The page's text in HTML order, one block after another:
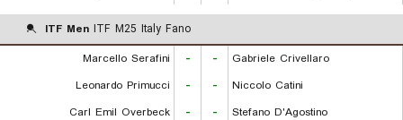
ITF Men ITF M25 Italy Fano
Marcello Serafini
- -
Gabriele Crivellaro
Leonardo Primucci
- -
Niccolo Catini
Carl Emil Overbeck
- - Stefano D'Agostino